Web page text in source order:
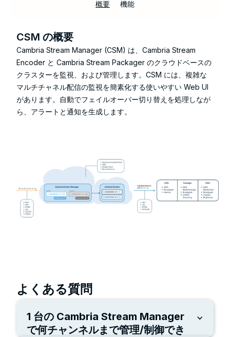
概要 機能
CSM の概要
Cambria Stream Manager (CSM) は、Cambria Stream
Encoder と Cambria Stream Packager のクラウドベースの
クラスターを監視、および管理します。CSM には、複雑な
マルチチャネル配信の監視を簡素化する使いやすい Web UI
があります。自動でフェイルオーバー切り替えを処理しなが
ら、アラートと通知を生成します。
よくある質問
1 台の Cambria Stream Manager
で何チャンネルまで管理/制御でき